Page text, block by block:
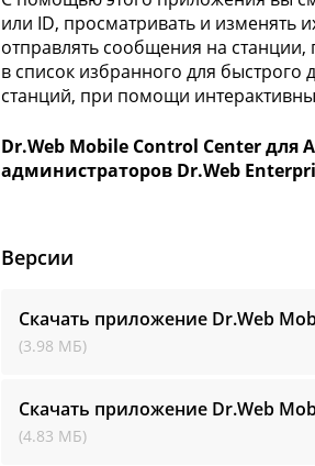
или ID, просматривать и изменять
отправлять сообщения на
в список избранного для быстрого
станций, при помощи
Dr.Web Mobile Control Center
администраторов Dr.Web
Версии
Скачать приложение Dr.Web
(3.98 МБ)
Скачать приложение Dr.Web
(4.83 МБ)